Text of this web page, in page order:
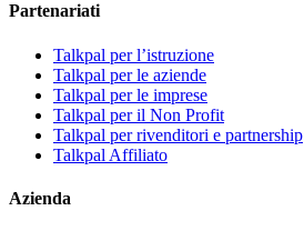
Partenariati
Talkpal per l’istruzione
Talkpal per le aziende
Talkpal per le imprese
Talkpal per il Non Profit
Talkpal per rivenditori e partnership
Talkpal Affiliato
Azienda